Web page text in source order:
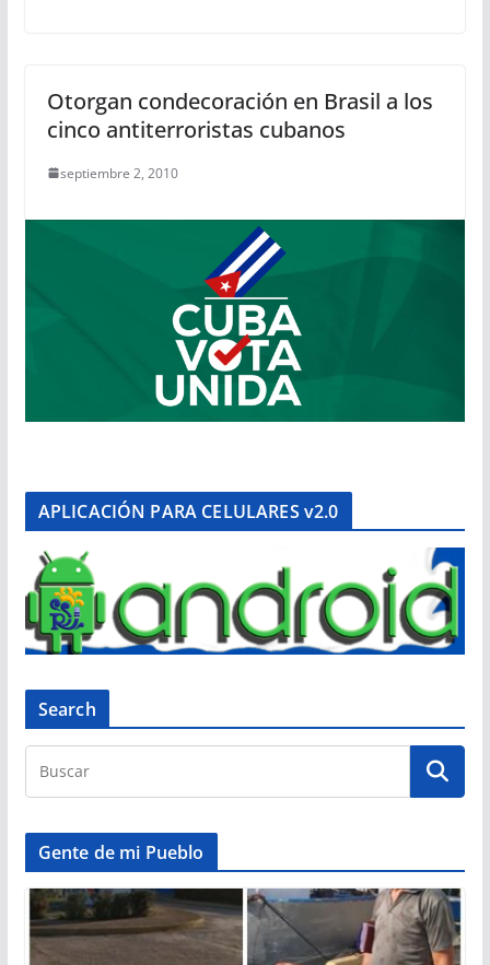
Otorgan condecoración en Brasil a los
cinco antiterroristas cubanos
septiembre 2, 2010
APLICACIÓN PARA CELULARES v2.0
Search
Gente de mi Pueblo